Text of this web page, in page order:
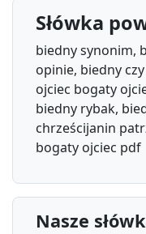
Słówka
biedny synonim,
opinie, biedny
ojciec bogaty
biedny rybak,
chrześcijanin
bogaty ojciec pdf
Nasze